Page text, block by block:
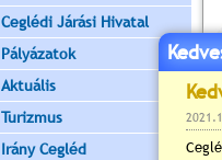
Ceglédi Járási Hivatal
Pályázatok
Aktuális
Turizmus
Irány Cegléd